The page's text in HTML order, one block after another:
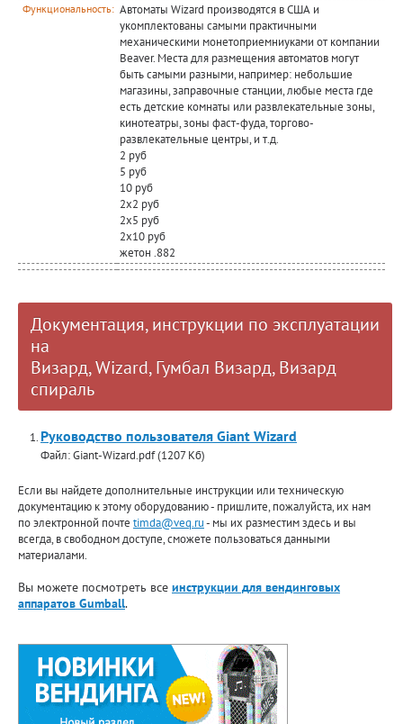
Функциональность: Автоматы Wizard производятся в США и
укомплектованы самыми практичными
механическими монетоприемниуками от компании
Beaver. Места для размещения автоматов могут
быть самыми разными, например: небольшие
магазины, заправочные станции, любые места где
есть детские комнаты или развлекательные зоны,
кинотеатры, зоны фаст-фуда, торгово-
развлекательные центры, и т.д.
2 руб
5 руб
10 руб
2х2 руб
2х5 руб
2х10 руб
жетон .882
Документация, инструкции по эксплуатации
на
Визард, Wizard, Гумбал Визард, Визард
спираль
Руководство пользователя Giant Wizard
Файл: Giant-Wizard.pdf (1207 Кб)
Если вы найдете дополнительные инструкции или техническую
документацию к этому оборудованию - пришлите, пожалуйста, их нам
по электронной почте timda@veq.ru- мы их разместим здесь и вы
всегда, в свободном доступе, сможете пользоваться данными
материалами.
Вы можете посмотреть все инструкции для вендинговых
аппаратов Gumball.